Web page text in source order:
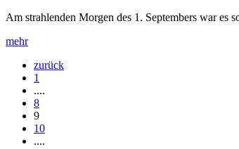
Am strahlenden Morgen des 1. Septembers war es
mehr
zurück
1
....
8
9
10
....